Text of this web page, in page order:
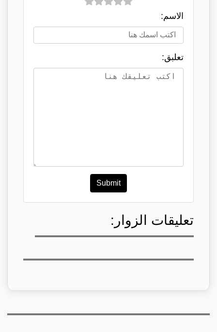
الاسم:
تعلبق:
Submit
تعليقات الزوار: